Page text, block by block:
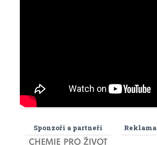
Reklama
Sponzoři a partneři